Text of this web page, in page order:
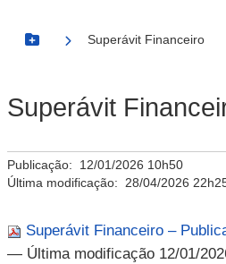
Botão Menu
Superávit Financeiro
Superávit
Publicação: 12/01/2026 10h50
Última modificação: 28/04/2026
Superávit Financeiro –
— Última modificação 12/01/